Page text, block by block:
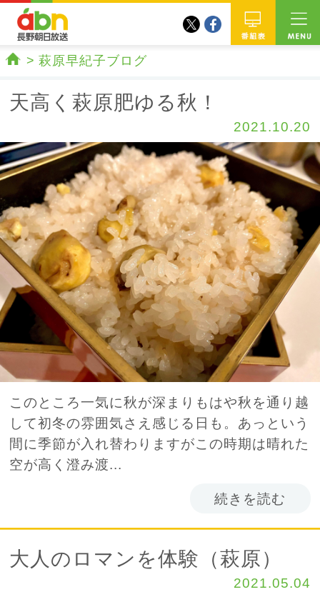
twitterfacebook
萩原早紀子ブログ
天高く萩原肥ゆる秋！
2021.10.20
このところ一気に秋が深まりもはや秋を通り越
して初冬の雰囲気さえ感じる日も。あっという
間に季節が入れ替わりますがこの時期は晴れた
空が高く澄み渡...
続きを読む
大人のロマンを体験（萩原）
2021.05.04